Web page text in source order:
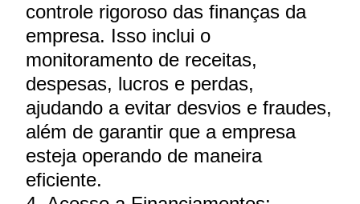
controle rigoroso das finanças da
empresa. Isso inclui o
monitoramento de receitas,
despesas, lucros e perdas,
ajudando a evitar desvios e fraudes,
além de garantir que a empresa
esteja operando de maneira
eficiente.